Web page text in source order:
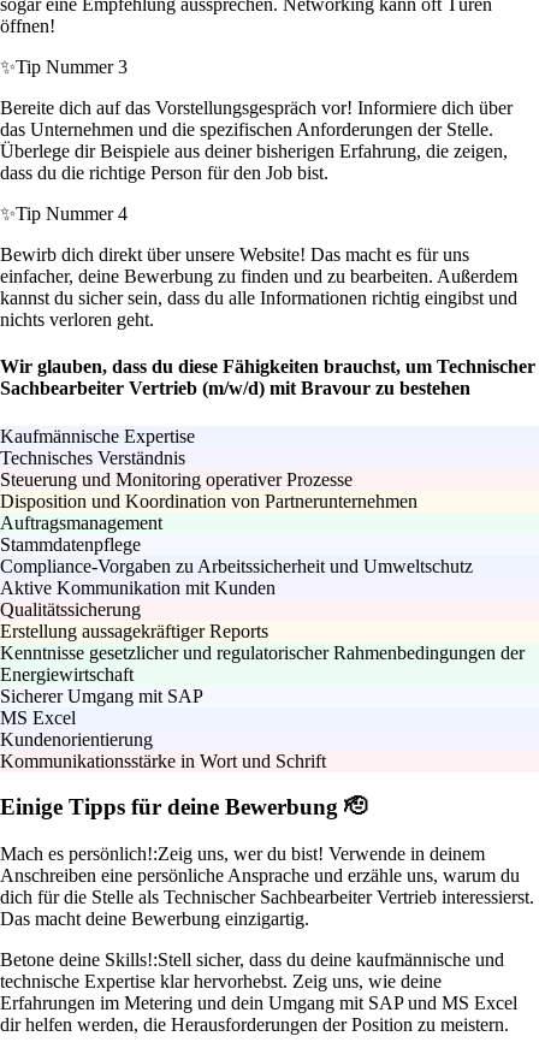
sogar eine Empfehlung aussprechen. Networking kann oft Türen
öffnen!
✨Tip Nummer 3
Bereite dich auf das Vorstellungsgespräch vor! Informiere dich über
das Unternehmen und die spezifischen Anforderungen der Stelle.
Überlege dir Beispiele aus deiner bisherigen Erfahrung, die zeigen,
dass du die richtige Person für den Job bist.
✨Tip Nummer 4
Bewirb dich direkt über unsere Website! Das macht es für uns
einfacher, deine Bewerbung zu finden und zu bearbeiten. Außerdem
kannst du sicher sein, dass du alle Informationen richtig eingibst und
nichts verloren geht.
Wir glauben, dass du diese Fähigkeiten brauchst, um Technischer
Sachbearbeiter Vertrieb (m/w/d) mit Bravour zu bestehen
Kaufmännische Expertise
Technisches Verständnis
Steuerung und Monitoring operativer Prozesse
Disposition und Koordination von Partnerunternehmen
Auftragsmanagement
Stammdatenpflege
Compliance-Vorgaben zu Arbeitssicherheit und Umweltschutz
Aktive Kommunikation mit Kunden
Qualitätssicherung
Erstellung aussagekräftiger Reports
Kenntnisse gesetzlicher und regulatorischer Rahmenbedingungen der
Energiewirtschaft
Sicherer Umgang mit SAP
MS Excel
Kundenorientierung
Kommunikationsstärke in Wort und Schrift
Einige Tipps für deine Bewerbung 🫡
Mach es persönlich!:Zeig uns, wer du bist! Verwende in deinem
Anschreiben eine persönliche Ansprache und erzähle uns, warum du
dich für die Stelle als Technischer Sachbearbeiter Vertrieb interessierst.
Das macht deine Bewerbung einzigartig.
Betone deine Skills!:Stell sicher, dass du deine kaufmännische und
technische Expertise klar hervorhebst. Zeig uns, wie deine
Erfahrungen im Metering und dein Umgang mit SAP und MS Excel
dir helfen werden, die Herausforderungen der Position zu meistern.